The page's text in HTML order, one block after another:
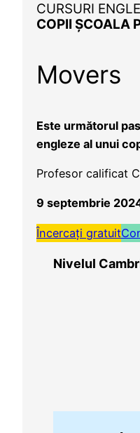
CURSURI
COPII ȘCOALA
Movers
Este următorul
engleze al unui
Profesor calificat
9 septembrie
Încercați gratuit
Nivelul